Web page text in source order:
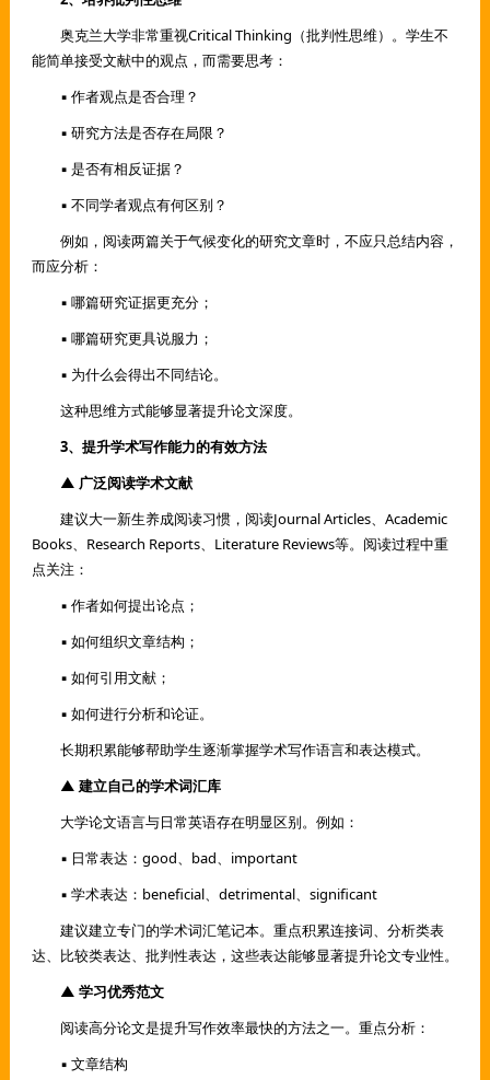
奥克兰大学非常重视Critical Thinking（批判性思维）。学生不
能简单接受文献中的观点，而需要思考：
▪ 作者观点是否合理？
▪ 研究方法是否存在局限？
▪ 是否有相反证据？
▪ 不同学者观点有何区别？
例如，阅读两篇关于气候变化的研究文章时，不应只总结内容，
而应分析：
▪ 哪篇研究证据更充分；
▪ 哪篇研究更具说服力；
▪ 为什么会得出不同结论。
这种思维方式能够显著提升论文深度。
3、提升学术写作能力的有效方法
▲ 广泛阅读学术文献
建议大一新生养成阅读习惯，阅读Journal Articles、Academic
Books、Research Reports、Literature Reviews等。阅读过程中重
点关注：
▪ 作者如何提出论点；
▪ 如何组织文章结构；
▪ 如何引用文献；
▪ 如何进行分析和论证。
长期积累能够帮助学生逐渐掌握学术写作语言和表达模式。
▲ 建立自己的学术词汇库
大学论文语言与日常英语存在明显区别。例如：
▪ 日常表达：good、bad、important
▪ 学术表达：beneficial、detrimental、significant
建议建立专门的学术词汇笔记本。重点积累连接词、分析类表
达、比较类表达、批判性表达，这些表达能够显著提升论文专业性。
▲ 学习优秀范文
阅读高分论文是提升写作效率最快的方法之一。重点分析：
▪ 文章结构